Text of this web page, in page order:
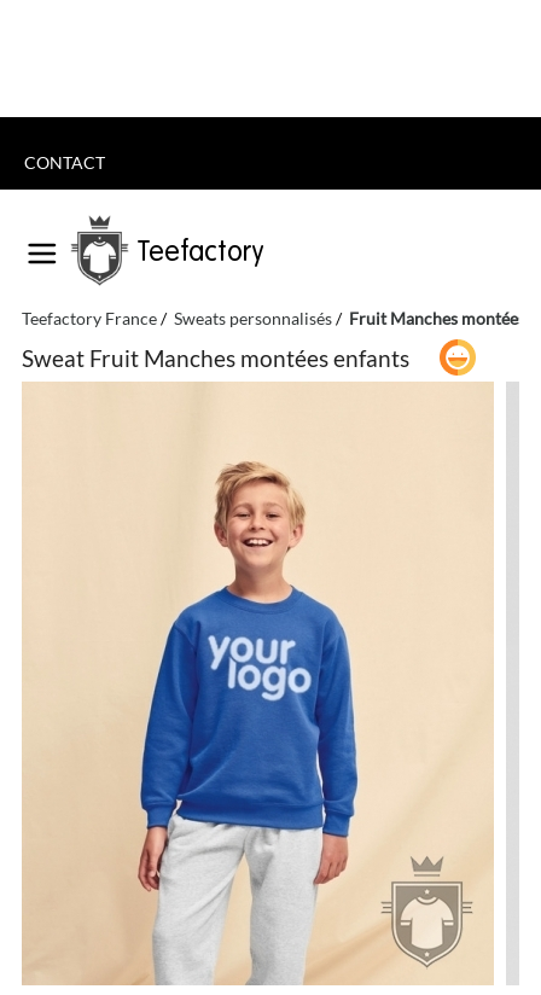
CONTACT
Teefactory
Teefactory France Sweats personnalisés Fruit Manches montées
Sweat Fruit Manches montées enfants